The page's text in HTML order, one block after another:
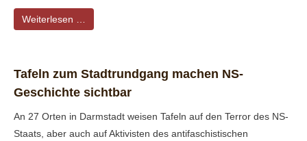
Weiterlesen …
Tafeln zum Stadtrundgang machen NS-
Geschichte sichtbar
An 27 Orten in Darmstadt weisen Tafeln auf den Terror des NS-
Staats, aber auch auf Aktivisten des antifaschistischen